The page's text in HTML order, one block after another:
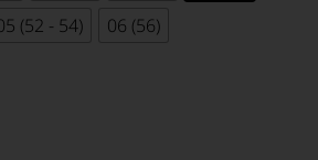
(52 - 54) 06 (56)